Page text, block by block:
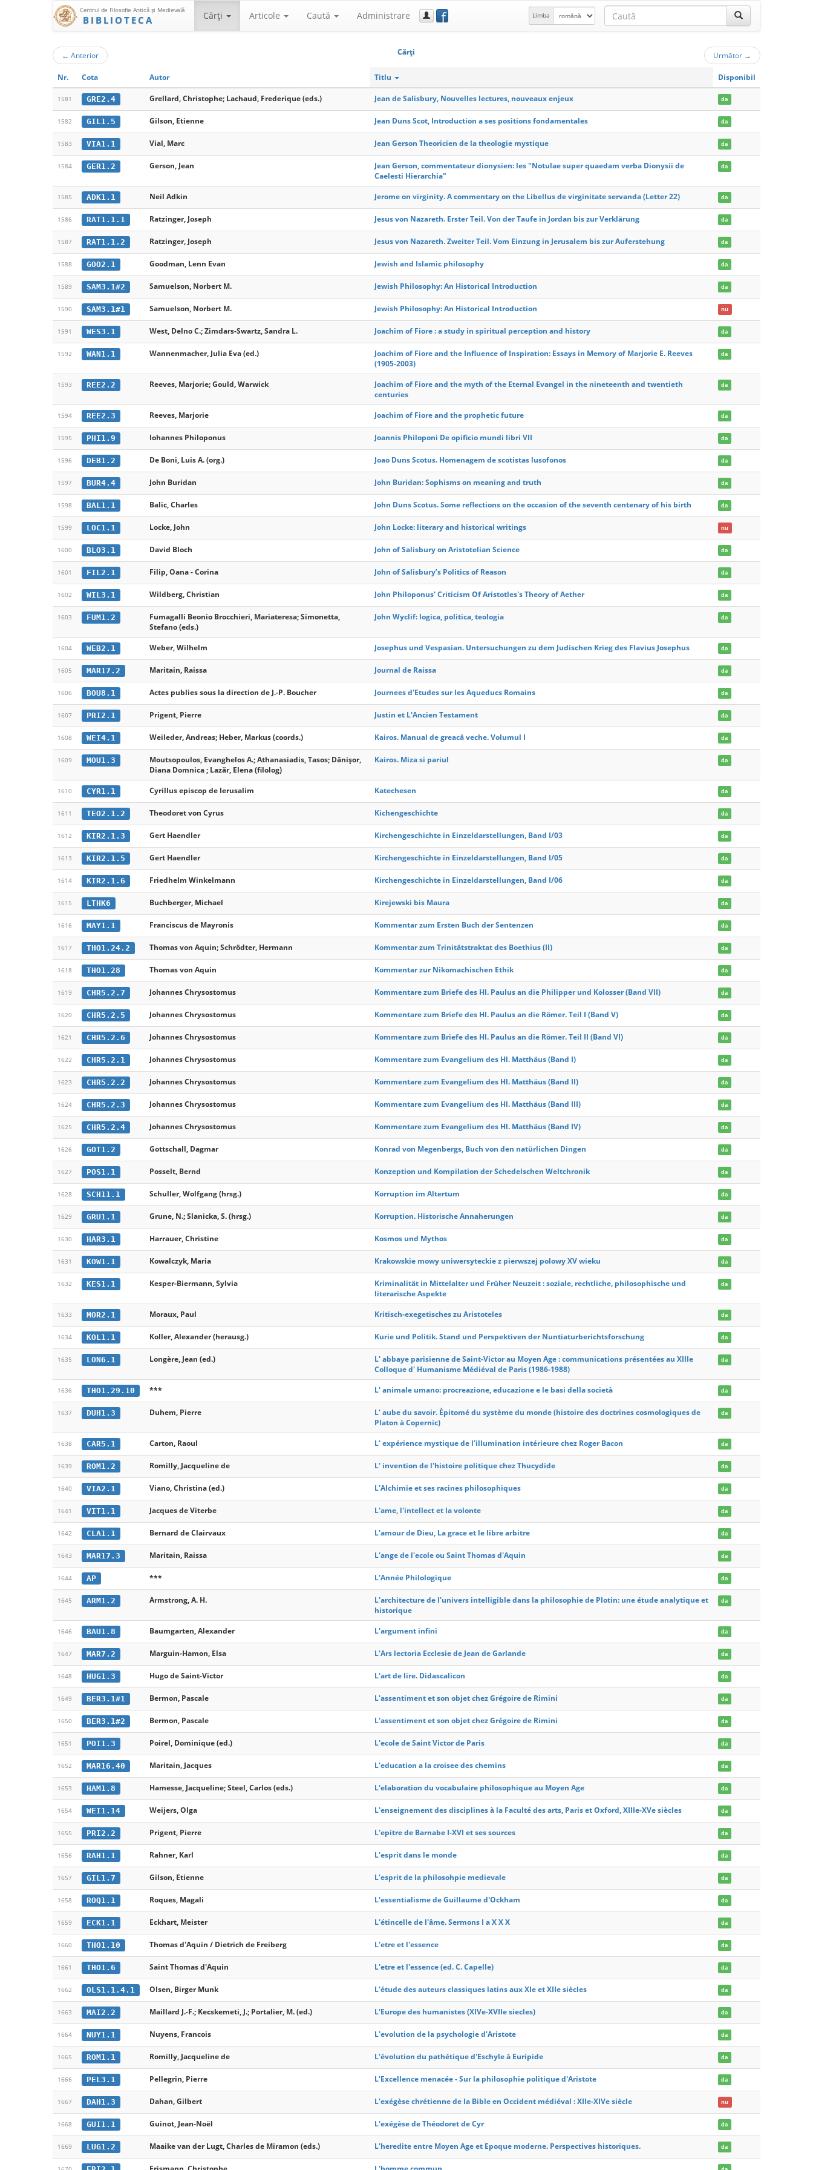
Centrul de Filosofie Antică şi Medievală
BIBLIOTECA Cărţi Articole Caută Administrare f Limba
← Anterior Cărţi Următor →
Nr. Cota Autor Titlu Disponibil
1581 GRE2.4 Grellard, Christophe; Lachaud, Frederique (eds.) Jean de Salisbury, Nouvelles lectures, nouveaux enjeux da
1582 GIL1.5 Gilson, Etienne Jean Duns Scot, Introduction a ses positions fondamentales da
1583 VIA1.1 Vial, Marc Jean Gerson Theoricien de la theologie mystique da
1584 GER1.2 Gerson, Jean
Jean Gerson, commentateur dionysien: les "Notulae super quaedam verba Dionysii de
Caelesti Hierarchia"
da
1585 ADK1.1 Neil Adkin Jerome on virginity. A commentary on the Libellus de virginitate servanda (Letter 22) da
1586 RAT1.1.1 Ratzinger, Joseph Jesus von Nazareth. Erster Teil. Von der Taufe in Jordan bis zur Verklärung da
1587 RAT1.1.2 Ratzinger, Joseph Jesus von Nazareth. Zweiter Teil. Vom Einzung in Jerusalem bis zur Auferstehung da
1588 GOO2.1 Goodman, Lenn Evan Jewish and Islamic philosophy da
1589 SAM3.1#2 Samuelson, Norbert M. Jewish Philosophy: An Historical Introduction da
1590 SAM3.1#1 Samuelson, Norbert M. Jewish Philosophy: An Historical Introduction nu
1591 WES3.1 West, Delno C.; Zimdars-Swartz, Sandra L. Joachim of Fiore : a study in spiritual perception and history da
1592 WAN1.1 Wannenmacher, Julia Eva (ed.)
Joachim of Fiore and the Influence of Inspiration: Essays in Memory of Marjorie E. Reeves
(1905-2003)
da
1593 REE2.2 Reeves, Marjorie; Gould, Warwick
Joachim of Fiore and the myth of the Eternal Evangel in the nineteenth and twentieth
centuries
da
1594 REE2.3 Reeves, Marjorie Joachim of Fiore and the prophetic future da
1595 PHI1.9 Iohannes Philoponus Joannis Philoponi De opificio mundi libri VII da
1596 DEB1.2 De Boni, Luis A. (org.) Joao Duns Scotus. Homenagem de scotistas lusofonos da
1597 BUR4.4 John Buridan John Buridan: Sophisms on meaning and truth da
1598 BAL1.1 Balic, Charles John Duns Scotus. Some reflections on the occasion of the seventh centenary of his birth da
1599 LOC1.1 Locke, John John Locke: literary and historical writings nu
1600 BLO3.1 David Bloch John of Salisbury on Aristotelian Science da
1601 FIL2.1 Filip, Oana - Corina John of Salisbury’s Politics of Reason da
1602 WIL3.1 Wildberg, Christian John Philoponus' Criticism Of Aristotles's Theory of Aether da
1603 FUM1.2
Fumagalli Beonio Brocchieri, Mariateresa; Simonetta,
Stefano (eds.)
John Wyclif: logica, politica, teologia da
1604 WEB2.1 Weber, Wilhelm Josephus und Vespasian. Untersuchungen zu dem Judischen Krieg des Flavius Josephus da
1605 MAR17.2 Maritain, Raissa Journal de Raissa da
1606 BOU8.1 Actes publies sous la direction de J.-P. Boucher Journees d'Etudes sur les Aqueducs Romains da
1607 PRI2.1 Prigent, Pierre Justin et L'Ancien Testament da
1608 WEI4.1 Weileder, Andreas; Heber, Markus (coords.) Kairos. Manual de greacă veche. Volumul I da
1609 MOU1.3
Moutsopoulos, Evanghelos A.; Athanasiadis, Tasos; Dănişor,
Diana Domnica ; Lazăr, Elena (filolog)
Kairos. Miza si pariul da
1610 CYR1.1 Cyrillus episcop de Ierusalim Katechesen da
1611 TEO2.1.2 Theodoret von Cyrus Kichengeschichte da
1612 KIR2.1.3 Gert Haendler Kirchengeschichte in Einzeldarstellungen, Band I/03 da
1613 KIR2.1.5 Gert Haendler Kirchengeschichte in Einzeldarstellungen, Band I/05 da
1614 KIR2.1.6 Friedhelm Winkelmann Kirchengeschichte in Einzeldarstellungen, Band I/06 da
1615 LTHK6 Buchberger, Michael Kirejewski bis Maura da
1616 MAY1.1 Franciscus de Mayronis Kommentar zum Ersten Buch der Sentenzen da
1617 THO1.24.2 Thomas von Aquin; Schrödter, Hermann Kommentar zum Trinitätstraktat des Boethius (II) da
1618 THO1.28 Thomas von Aquin Kommentar zur Nikomachischen Ethik da
1619 CHR5.2.7 Johannes Chrysostomus Kommentare zum Briefe des Hl. Paulus an die Philipper und Kolosser (Band VII) da
1620 CHR5.2.5 Johannes Chrysostomus Kommentare zum Briefe des Hl. Paulus an die Römer. Teil I (Band V) da
1621 CHR5.2.6 Johannes Chrysostomus Kommentare zum Briefe des Hl. Paulus an die Römer. Teil II (Band VI) da
1622 CHR5.2.1 Johannes Chrysostomus Kommentare zum Evangelium des Hl. Matthäus (Band I) da
1623 CHR5.2.2 Johannes Chrysostomus Kommentare zum Evangelium des Hl. Matthäus (Band II) da
1624 CHR5.2.3 Johannes Chrysostomus Kommentare zum Evangelium des Hl. Matthäus (Band III) da
1625 CHR5.2.4 Johannes Chrysostomus Kommentare zum Evangelium des Hl. Matthäus (Band IV) da
1626 GOT1.2 Gottschall, Dagmar Konrad von Megenbergs, Buch von den natürlichen Dingen da
1627 POS1.1 Posselt, Bernd Konzeption und Kompilation der Schedelschen Weltchronik da
1628 SCH11.1 Schuller, Wolfgang (hrsg.) Korruption im Altertum da
1629 GRU1.1 Grune, N.; Slanicka, S. (hrsg.) Korruption. Historische Annaherungen da
1630 HAR3.1 Harrauer, Christine Kosmos und Mythos da
1631 KOW1.1 Kowalczyk, Maria Krakowskie mowy uniwersyteckie z pierwszej polowy XV wieku da
1632 KES1.1 Kesper-Biermann, Sylvia
Kriminalität in Mittelalter und Früher Neuzeit : soziale, rechtliche, philosophische und
literarische Aspekte
da
1633 MOR2.1 Moraux, Paul Kritisch-exegetisches zu Aristoteles da
1634 KOL1.1 Koller, Alexander (herausg.) Kurie und Politik. Stand und Perspektiven der Nuntiaturberichtsforschung da
1635 LON6.1 Longère, Jean (ed.)
L' abbaye parisienne de Saint-Victor au Moyen Age : communications présentées au XIIIe
Colloque d' Humanisme Médiéval de Paris (1986-1988)
da
1636 THO1.29.10 *** L' animale umano: procreazione, educazione e le basi della società da
1637 DUH1.3 Duhem, Pierre
L' aube du savoir. Épitomé du système du monde (histoire des doctrines cosmologiques de
Platon à Copernic)
da
1638 CAR5.1 Carton, Raoul L' expérience mystique de l'illumination intérieure chez Roger Bacon da
1639 ROM1.2 Romilly, Jacqueline de L' invention de l'histoire politique chez Thucydide da
1640 VIA2.1 Viano, Christina (ed.) L'Alchimie et ses racines philosophiques da
1641 VIT1.1 Jacques de Viterbe L'ame, l'intellect et la volonte da
1642 CLA1.1 Bernard de Clairvaux L'amour de Dieu, La grace et le libre arbitre da
1643 MAR17.3 Maritain, Raissa L'ange de l'ecole ou Saint Thomas d'Aquin da
1644 AP *** L'Année Philologique da
1645 ARM1.2 Armstrong, A. H.
L'architecture de l'univers intelligible dans la philosophie de Plotin: une étude analytique et
historique
da
1646 BAU1.8 Baumgarten, Alexander L'argument infini da
1647 MAR7.2 Marguin-Hamon, Elsa L'Ars lectoria Ecclesie de Jean de Garlande da
1648 HUG1.3 Hugo de Saint-Victor L'art de lire. Didascalicon da
1649 BER3.1#1 Bermon, Pascale L'assentiment et son objet chez Grégoire de Rimini da
1650 BER3.1#2 Bermon, Pascale L'assentiment et son objet chez Grégoire de Rimini da
1651 POI1.3 Poirel, Dominique (ed.) L'ecole de Saint Victor de Paris da
1652 MAR16.40 Maritain, Jacques L'education a la croisee des chemins da
1653 HAM1.8 Hamesse, Jacqueline; Steel, Carlos (eds.) L'elaboration du vocabulaire philosophique au Moyen Age da
1654 WEI1.14 Weijers, Olga L'enseignement des disciplines à la Faculté des arts, Paris et Oxford, XIIIe-XVe siècles da
1655 PRI2.2 Prigent, Pierre L'epitre de Barnabe I-XVI et ses sources da
1656 RAH1.1 Rahner, Karl L'esprit dans le monde da
1657 GIL1.7 Gilson, Etienne L'esprit de la philosohpie medievale da
1658 ROQ1.1 Roques, Magali L'essentialisme de Guillaume d'Ockham da
1659 ECK1.1 Eckhart, Meister L'étincelle de l'âme. Sermons I a X X X da
1660 THO1.10 Thomas d'Aquin / Dietrich de Freiberg L'etre et l'essence da
1661 THO1.6 Saint Thomas d'Aquin L'etre et l'essence (ed. C. Capelle) da
1662 OLS1.1.4.1 Olsen, Birger Munk L'étude des auteurs classiques latins aux XIe et XIIe siècles da
1663 MAI2.2 Maillard J.-F.; Kecskemeti, J.; Portalier, M. (ed.) L'Europe des humanistes (XIVe-XVIIe siecles) da
1664 NUY1.1 Nuyens, Francois L'evolution de la psychologie d'Aristote da
1665 ROM1.1 Romilly, Jacqueline de L'évolution du pathétique d'Eschyle à Euripide da
1666 PEL3.1 Pellegrin, Pierre L'Excellence menacée - Sur la philosophie politique d'Aristote da
1667 DAH1.3 Dahan, Gilbert L'exégèse chrétienne de la Bible en Occident médiéval : XIIe-XIVe siècle nu
1668 GUI1.1 Guinot, Jean-Noël L'exégèse de Théodoret de Cyr da
1669 LUG1.2 Maaike van der Lugt, Charles de Miramon (eds.) L'heredite entre Moyen Age et Epoque moderne. Perspectives historiques. da